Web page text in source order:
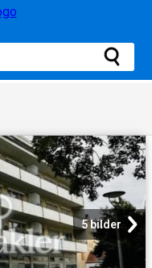
5 bilder